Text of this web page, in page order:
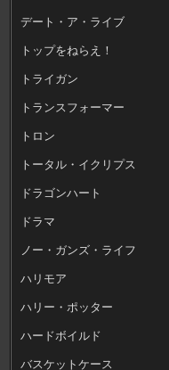
デート・ア・ライブ
トップをねらえ！
トライガン
トランスフォーマー
トロン
トータル・イクリプス
ドラゴンハート
ドラマ
ノー・ガンズ・ライフ
ハリモア
ハリー・ポッター
ハードボイルド
バスケットケース